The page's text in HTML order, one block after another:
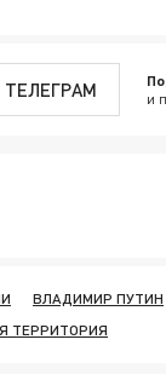
ТЕЛЕГРАМ и
ВЛАДИМИР ПУТИН
ТЕРРИТОРИЯ